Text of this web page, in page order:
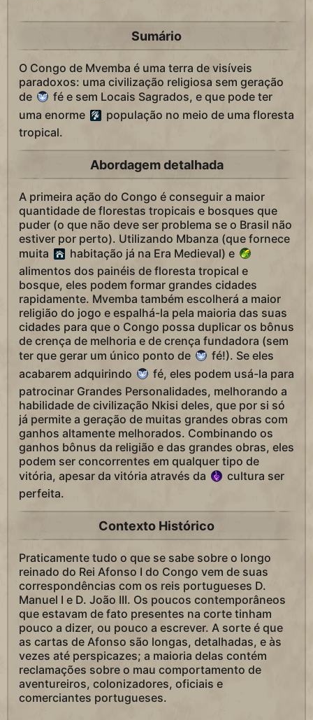
Sumário
O Congo de Mvemba é uma terra de visíveis
paradoxos: uma civilização religiosa sem geração
de
fé e sem Locais Sagrados, e que pode ter
uma enorme
população no meio de uma floresta
tropical.
Abordagem detalhada
A primeira ação do Congo é conseguir a maior
quantidade de florestas tropicais e bosques que
puder (o que não deve ser problema se o Brasil não
estiver por perto). Utilizando Mbanza (que fornece
muita
habitação já na Era Medieval) e
alimentos dos painéis de floresta tropical e
bosque, eles podem formar grandes cidades
rapidamente. Mvemba também escolherá a maior
religião do jogo e espalhá-la pela maioria das suas
cidades para que o Congo possa duplicar os bônus
de crença de melhoria e de crença fundadora (sem
ter que gerar um único ponto de
fé!). Se eles
acabarem adquirindo
fé, eles podem usá-la para
patrocinar Grandes Personalidades, melhorando a
habilidade de civilização Nkisi deles, que por si só
já permite a geração de muitas grandes obras com
ganhos altamente melhorados. Combinando os
ganhos bônus da religião e das grandes obras, eles
podem ser concorrentes em qualquer tipo de
vitória, apesar da vitória através da
cultura ser
perfeita.
Contexto Histórico
Praticamente tudo o que se sabe sobre o longo
reinado do Rei Afonso I do Congo vem de suas
correspondências com os reis portugueses D.
Manuel I e D. João III. Os poucos contemporâneos
que estavam de fato presentes na corte tinham
pouco a dizer, ou pouco a escrever. A sorte é que
as cartas de Afonso são longas, detalhadas, e às
vezes até perspicazes; a maioria delas contém
reclamações sobre o mau comportamento de
aventureiros, colonizadores, oficiais e
comerciantes portugueses.